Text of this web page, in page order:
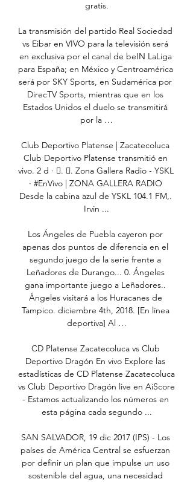
gratis.
La transmisión del partido Real Sociedad
vs Eibar en VIVO para la televisión será
en exclusiva por el canal de beIN LaLiga
para España; en México y Centroamérica
será por SKY Sports, en Sudamérica por
DirecTV Sports, mientras que en los
Estados Unidos el duelo se transmitirá
por la …
Club Deportivo Platense | Zacatecoluca
Club Deportivo Platense transmitió en
vivo. 2 d · 󰟠. 󰟝. Zona Gallera Radio - YSKL
· #EnVivo | ZONA GALLERA RADIO
Desde la cabina azul de YSKL 104.1 FM,.
Irvin ...
Los Ángeles de Puebla cayeron por
apenas dos puntos de diferencia en el
segundo juego de la serie frente a
Leñadores de Durango... 0. Ángeles
gana importante juego a Leñadores..
Ángeles visitará a los Huracanes de
Tampico. diciembre 4th, 2018. [En línea
deportiva] Al …
CD Platense Zacatecoluca vs Club
Deportivo Dragón En vivo Explore las
estadísticas de CD Platense Zacatecoluca
vs Club Deportivo Dragón live en AiScore
- Estamos actualizando los números en
esta página cada segundo ...
SAN SALVADOR, 19 dic 2017 (IPS) - Los
países de América Central se esfuerzan
por definir un plan que impulse un uso
sostenible del agua, una necesidad